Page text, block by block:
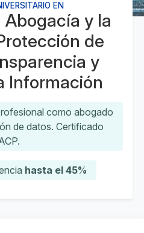
EN
Abogacía y la
de
y
Información
como abogado
de datos. Certificado
hasta el 45%